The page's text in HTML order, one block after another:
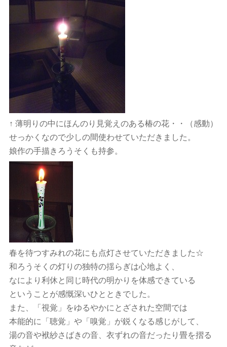
↑ 薄明りの中にほんのり見覚えのある椿の花・・（感動）
せっかくなので少しの間使わせていただきました。
娘作の手描きろうそくも持参。
春を待つすみれの花にも点灯させていただきました☆
和ろうそくの灯りの独特の揺らぎは心地よく、
なにより利休と同じ時代の明かりを体感できている
ということが感慨深いひとときでした。
また、「視覚」をゆるやかにとざされた空間では
本能的に「聴覚」や「嗅覚」が鋭くなる感じがして、
湯の音や袱紗さばきの音、衣ずれの音だったり畳を摺る